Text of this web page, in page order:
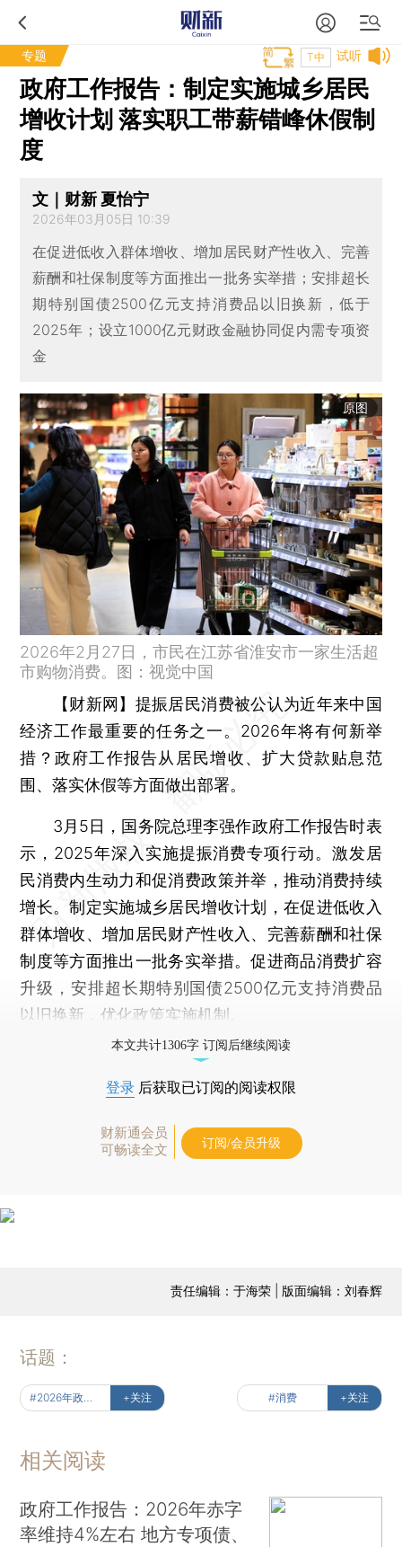
专题 试听
T中
政府工作报告：制定实施城乡居民
增收计划 落实职工带薪错峰休假制
度
文｜财新 夏怡宁
2026年03月05日 10:39
在促进低收入群体增收、增加居民财产性收入、完善
薪酬和社保制度等方面推出一批务实举措；安排超长
期特别国债2500亿元支持消费品以旧换新，低于
2025年；设立1000亿元财政金融协同促内需专项资
金
原图
2026年2月27日，市民在江苏省淮安市一家生活超
市购物消费。图：视觉中国
【财新网】 提振居民消费被公认为近年来中国
经济工作最重要的任务之一。2026年将有何新举
措？政府工作报告从居民增收、扩大贷款贴息范
围、落实休假等方面做出部署。
3月5日，国务院总理李强作政府工作报告时表
示，2025年深入实施提振消费专项行动。激发居
民消费内生动力和促消费政策并举，推动消费持续
增长。制定实施城乡居民增收计划，在促进低收入
群体增收、增加居民财产性收入、完善薪酬和社保
制度等方面推出一批务实举措。促进商品消费扩容
升级，安排超长期特别国债2500亿元支持消费品
以旧换新，优化政策实施机制。
本文共计1306字 订阅后继续阅读
登录 后获取已订阅的阅读权限
财新通会员
可畅读全文
订阅/会员升级
责任编辑：于海荣 | 版面编辑：刘春辉
话题：
+关注 #消费 +关注
相关阅读
政府工作报告：2026年赤字
率维持4%左右 地方专项债、